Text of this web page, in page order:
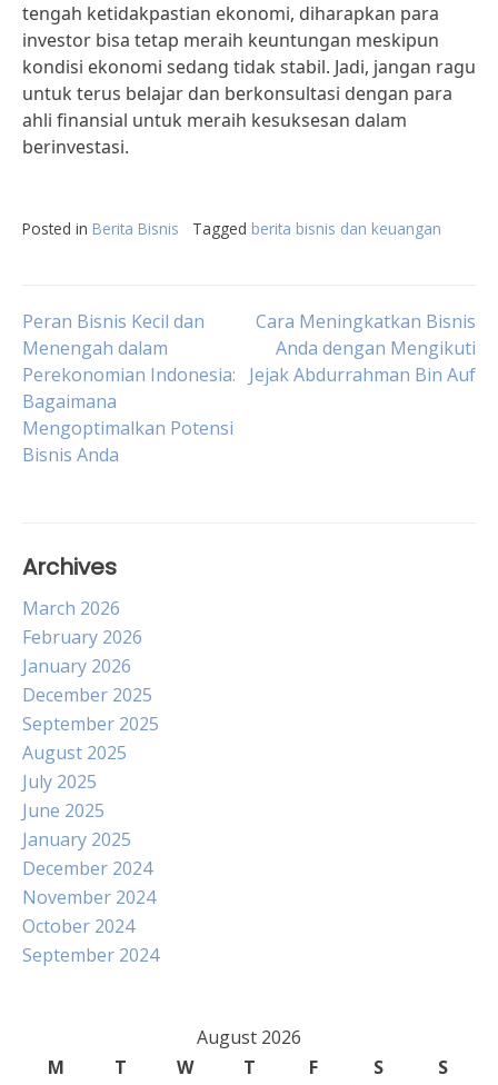
tengah ketidakpastian ekonomi, diharapkan para
investor bisa tetap meraih keuntungan meskipun
kondisi ekonomi sedang tidak stabil. Jadi, jangan ragu
untuk terus belajar dan berkonsultasi dengan para
ahli finansial untuk meraih kesuksesan dalam
berinvestasi.
Posted in Berita Bisnis Tagged berita bisnis dan keuangan
Post
navigation
Peran Bisnis Kecil dan
Menengah dalam
Perekonomian Indonesia:
Bagaimana
Mengoptimalkan Potensi
Bisnis Anda
Cara Meningkatkan Bisnis
Anda dengan Mengikuti
Jejak Abdurrahman Bin Auf
Archives
March 2026
February 2026
January 2026
December 2025
September 2025
August 2025
July 2025
June 2025
January 2025
December 2024
November 2024
October 2024
September 2024
August 2026
M
T W T F S
S